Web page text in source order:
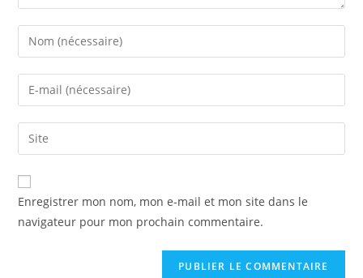
Enregistrer mon nom, mon e-mail et mon site dans le
navigateur pour mon prochain commentaire.